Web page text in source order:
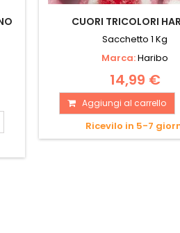
CUORI TRICOLORI
Sacchetto 1 Kg
Marca:Haribo
14,99 €
Aggiungi al carrello
Ricevilo in 5-7